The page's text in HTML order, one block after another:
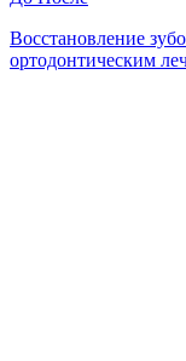
Восстановление
ортодонтическим